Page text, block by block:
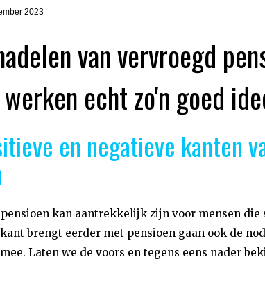
2023
van vervroegd
echt zo'n goed
en negatieve kanten
kan aantrekkelijk zijn voor mensen
brengt eerder met pensioen gaan ook de
Laten we de voors en tegens eens nader